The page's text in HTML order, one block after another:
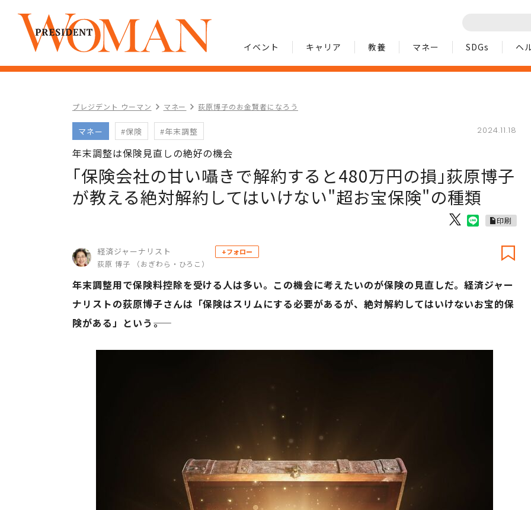
イベント キャリア 教養 マネー SDGs ヘ
プレジデント ウーマン マネー 荻原博子のお金賢者になろう
マネー #保険 #年末調整 2024.11.18
年末調整は保険見直しの絶好の機会
｢保険会社の甘い囁きで解約すると480万円の損｣荻原博子
が教える絶対解約してはいけない"超お宝保険"の種類
印刷
経済ジャーナリスト
荻原 博子 （おぎわら・ひろこ）
+フォロー
年末調整用で保険料控除を受ける人は多い。この機会に考えたいのが保険の見直しだ。経済ジャー
ナリストの荻原博子さんは「保険はスリムにする必要があるが、絶対解約してはいけないお宝的保
険がある」という――。